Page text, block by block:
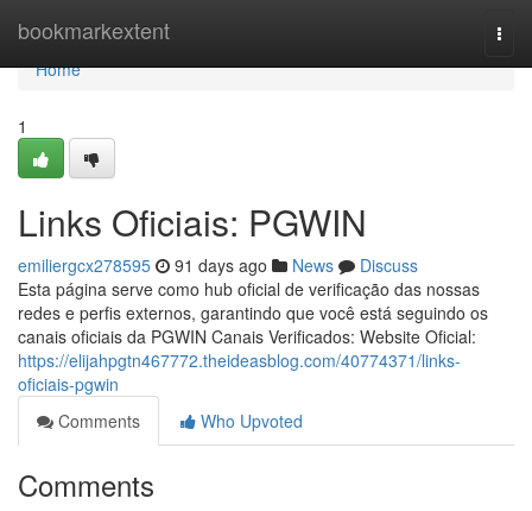
bookmarkextent
Home
Home
1
Links Oficiais: PGWIN
emiliergcx278595 91 days ago News
Discuss
Esta página serve como hub oficial de verificação das nossas
redes e perfis externos, garantindo que você está seguindo os
canais oficiais da PGWIN Canais Verificados: Website Oficial:
https://elijahpgtn467772.theideasblog.com/40774371/links-
oficiais-pgwin
Comments
Who Upvoted
Comments